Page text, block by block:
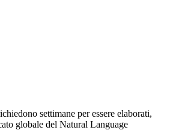
settimane per essere elaborati,
globale del Natural Language